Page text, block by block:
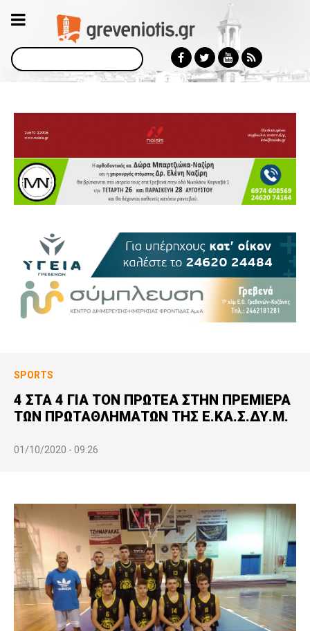
Αναζήτηση
SPORTS
4 ΣΤΑ 4 ΓΙΑ ΤΟΝ ΠΡΩΤΕΑ ΣΤΗΝ ΠΡΕΜΙΕΡΑ
ΤΩΝ ΠΡΩΤΑΘΛΗΜΑΤΩΝ ΤΗΣ Ε.ΚΑ.Σ.ΔΥ.Μ.
01/10/2020 - 09:26